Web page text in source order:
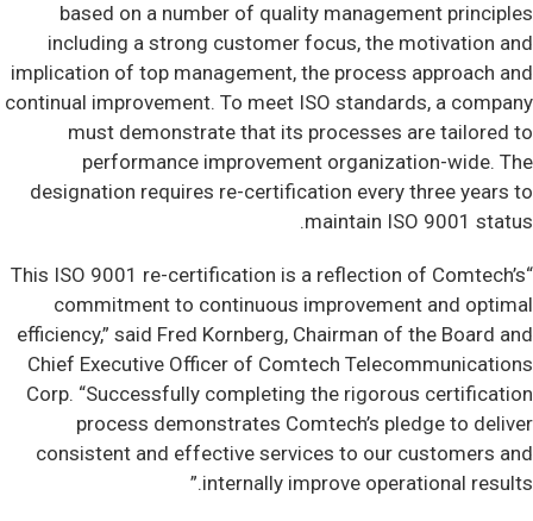
based on a number of quality management principles
including a strong customer focus, the motivation and
implication of top management, the process approach and
continual improvement. To meet ISO standards, a company
must demonstrate that its processes are tailored to
performance improvement organization-wide. The
designation requires re-certification every three years to
maintain ISO 9001 status.
“This ISO 9001 re-certification is a reflection of Comtech’s
commitment to continuous improvement and optimal
efficiency,” said Fred Kornberg, Chairman of the Board and
Chief Executive Officer of Comtech Telecommunications
Corp. “Successfully completing the rigorous certification
process demonstrates Comtech’s pledge to deliver
consistent and effective services to our customers and
internally improve operational results.”